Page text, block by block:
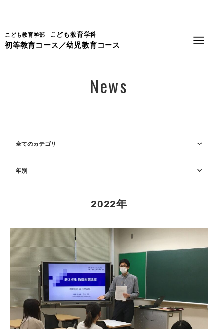
こども教育学部 こども教育学科
初等教育コース／幼児教育コース
News
全てのカテゴリ
年別
2022年